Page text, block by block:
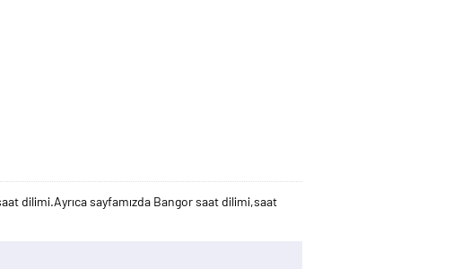
dilimi.Ayrıca sayfamızda Bangor saat dilimi,saat